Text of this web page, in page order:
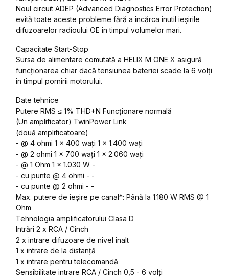
Noul circuit ADEP (Advanced Diagnostics Error Protection)
evită toate aceste probleme fără a încărca inutil ieșirile
difuzoarelor radioului OE în timpul volumelor mari.
Capacitate Start-Stop
Sursa de alimentare comutată a HELIX M ONE X asigură
funcționarea chiar dacă tensiunea bateriei scade la 6 volți
în timpul pornirii motorului.
Date tehnice
Putere RMS ≤ 1% THD+N Funcționare normală
(Un amplificator) TwinPower Link
(două amplificatoare)
- @ 4 ohmi 1 x 400 wați 1 x 1.400 wați
- @ 2 ohmi 1 x 700 wați 1 x 2.060 wați
- @ 1 Ohm 1 x 1.030 W -
- cu punte @ 4 ohmi - -
- cu punte @ 2 ohmi - -
Max. putere de ieșire pe canal*: Până la 1.180 W RMS @ 1
Ohm
Tehnologia amplificatorului Clasa D
Intrări 2 x RCA / Cinch
2 x intrare difuzoare de nivel înalt
1 x intrare de la distanță
1 x intrare pentru telecomandă
Sensibilitate intrare RCA / Cinch 0,5 - 6 volți